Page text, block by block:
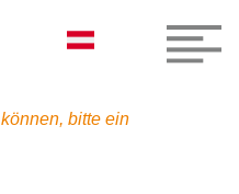
bitte ein